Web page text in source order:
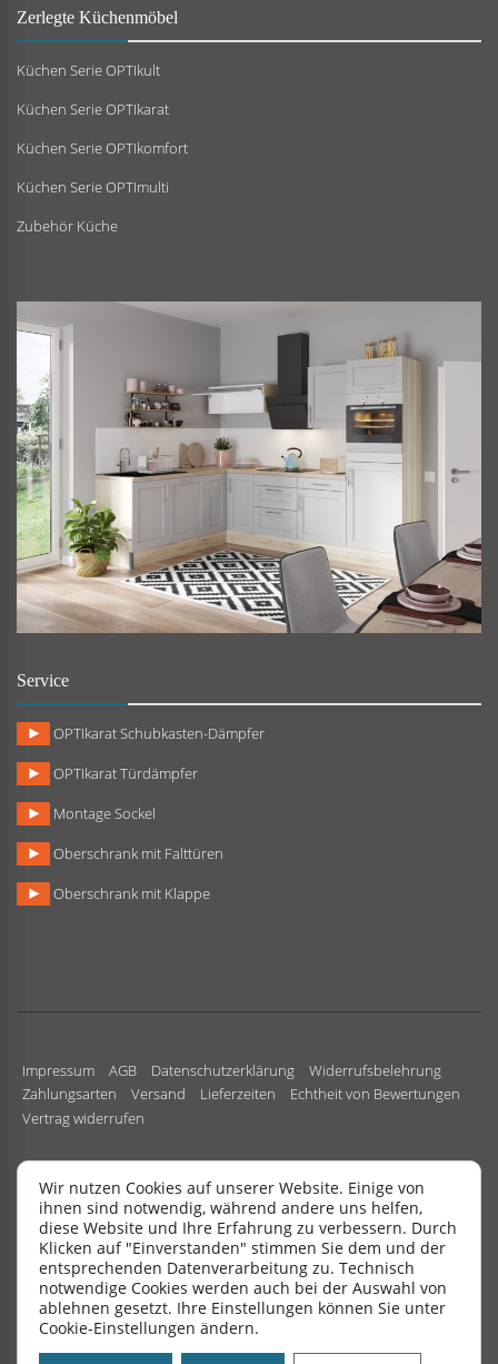
Zerlegte Küchenmöbel
Küchen Serie OPTIkult
Küchen Serie OPTIkarat
Küchen Serie OPTIkomfort
Küchen Serie OPTImulti
Zubehör Küche
Service
OPTIkarat Schubkasten-Dämpfer
OPTIkarat Türdämpfer
Montage Sockel
Oberschrank mit Falttüren
Oberschrank mit Klappe
Impressum AGB Datenschutzerklärung
Widerrufsbelehrung
Zahlungsarten
Versand Lieferzeiten
Echtheit von Bewertungen
Vertrag widerrufen
Copyright All Rights Reserved. | Design bySchuBu24
Wir nutzen Cookies auf unserer Website. Einige von
ihnen sind notwendig, während andere uns helfen,
diese Website und Ihre Erfahrung zu verbessern. Durch
Klicken auf "Einverstanden" stimmen Sie dem und der
entsprechenden Datenverarbeitung zu. Technisch
notwendige Cookies werden auch bei der Auswahl von
ablehnen gesetzt. Ihre Einstellungen können Sie unter
Cookie-Einstellungen ändern.